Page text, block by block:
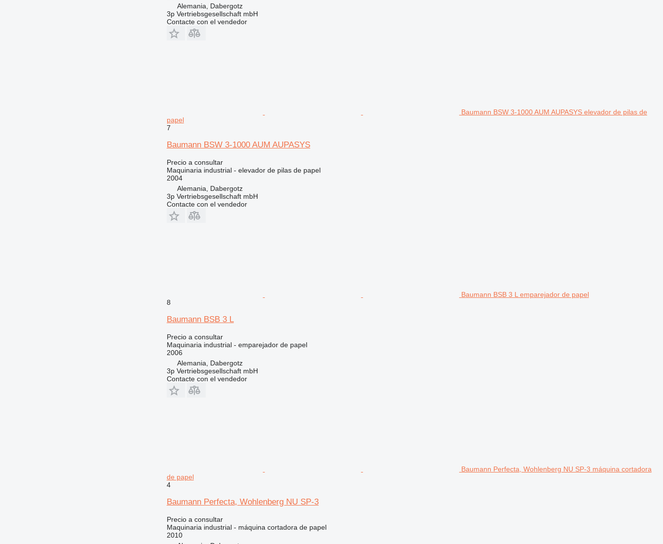
Alemania, Dabergotz
3p Vertriebsgesellschaft mbH
Contacte con el vendedor
Baumann BSW 3-1000 AUM AUPASYS elevador de pilas de
papel
7
Baumann BSW 3-1000 AUM AUPASYS
Precio a consultar
Maquinaria industrial - elevador de pilas de papel
2004
Alemania, Dabergotz
3p Vertriebsgesellschaft mbH
Contacte con el vendedor
Baumann BSB 3 L emparejador de papel
8
Baumann BSB 3 L
Precio a consultar
Maquinaria industrial - emparejador de papel
2006
Alemania, Dabergotz
3p Vertriebsgesellschaft mbH
Contacte con el vendedor
Baumann Perfecta, Wohlenberg NU SP-3 máquina cortadora
de papel
4
Baumann Perfecta, Wohlenberg NU SP-3
Precio a consultar
Maquinaria industrial - máquina cortadora de papel
2010